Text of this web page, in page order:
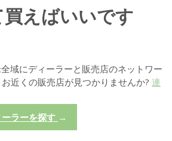
えばいいです
域にディーラーと販売店のネットワー
近くの販売店が見つかりませんか? 連
ラーを探す →